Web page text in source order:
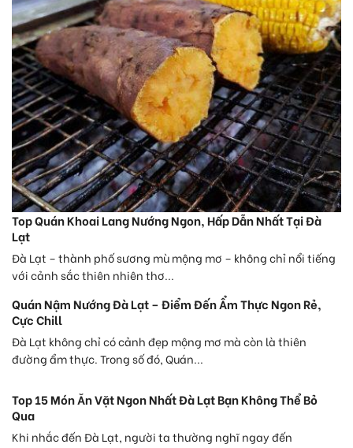
Top Quán Khoai Lang Nướng Ngon, Hấp Dẫn Nhất Tại Đà
Lạt
Đà Lạt – thành phố sương mù mộng mơ – không chỉ nổi tiếng
với cảnh sắc thiên nhiên thơ...
Quán Nậm Nướng Đà Lạt – Điểm Đến Ẩm Thực Ngon Rẻ,
Cực Chill
Đà Lạt không chỉ có cảnh đẹp mộng mơ mà còn là thiên
đường ẩm thực. Trong số đó, Quán...
Top 15 Món Ăn Vặt Ngon Nhất Đà Lạt Bạn Không Thể Bỏ
Qua
Khi nhắc đến Đà Lạt, người ta thường nghĩ ngay đến